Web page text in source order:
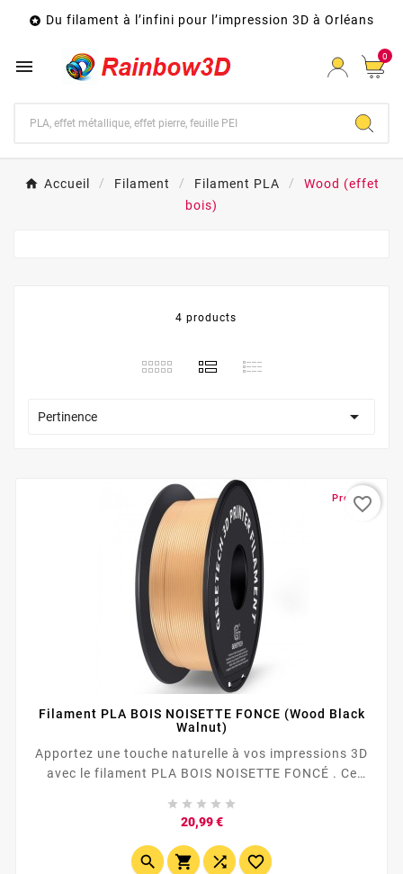
 Du filament à l’infini pour l’impression 3D à Orléans
 0
Accueil Filament Filament PLA
Wood (effet
bois)
4 products
Pertinence 
Promo !
Filament PLA BOIS NOISETTE FONCE (Wood Black
Walnut)
Apportez une touche naturelle à vos impressions 3D
avec le filament PLA BOIS NOISETTE FONCÉ . Ce
un rendu visuel authentique, une texture légèrement
granuleuse et un parfum boisé subtil lors de
l'impression. Compatible avec la majorité des
    
20,99 €Prix
   
favorite_border